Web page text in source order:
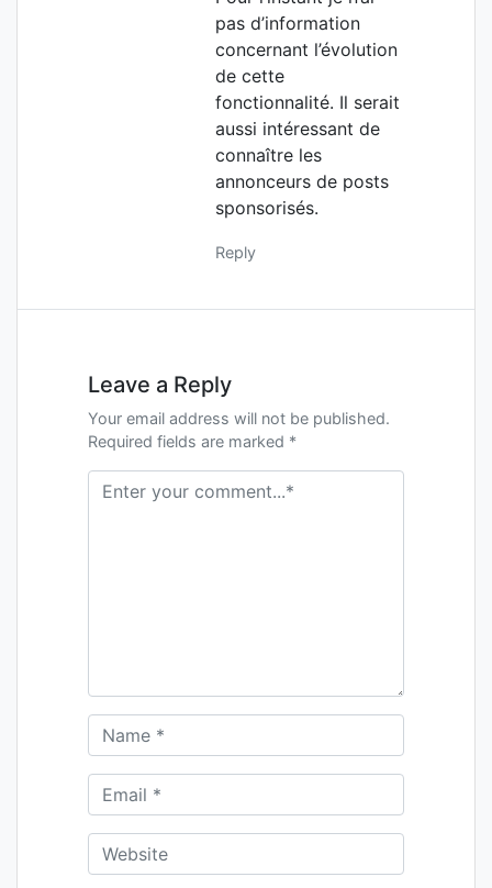
pas d’information
concernant l’évolution
de cette
fonctionnalité. Il serait
aussi intéressant de
connaître les
annonceurs de posts
sponsorisés.
Reply
Leave a Reply
Your email address will not be published.
Required fields are marked *